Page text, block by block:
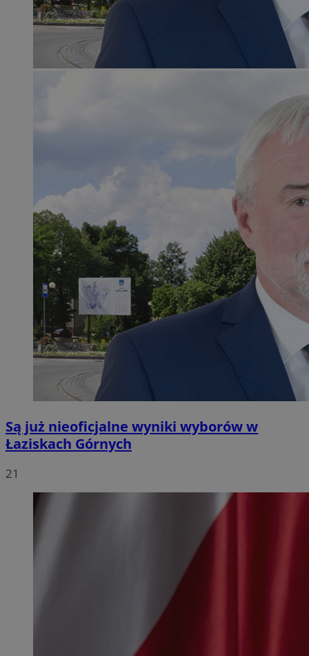
Są już nieoficjalne wyniki wyborów w
Łaziskach Górnych
21